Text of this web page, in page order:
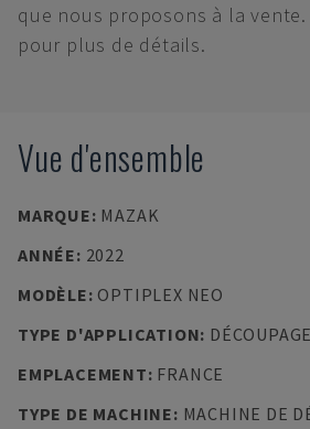
que nous proposons à la
pour plus de détails.
Vue d'ensemble
MARQUE: MAZAK
ANNÉE: 2022
MODÈLE: OPTIPLEX NEO
TYPE D'APPLICATION: DÉCOUPAGE
EMPLACEMENT: FRANCE
TYPE DE MACHINE: MACHINE DE